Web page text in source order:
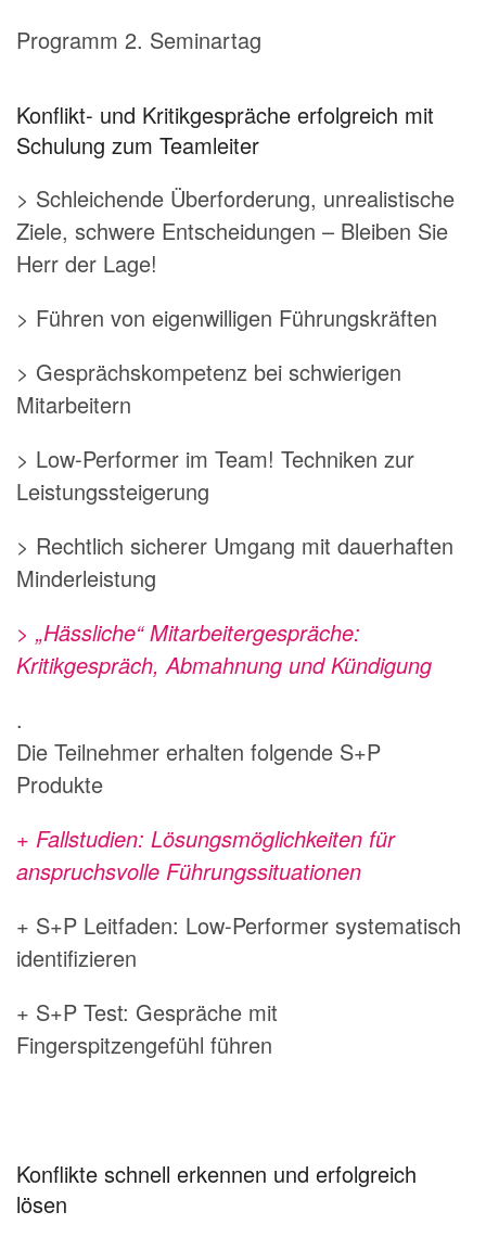
Programm 2. Seminartag
Konflikt- und Kritikgespräche erfolgreich mit
Schulung zum Teamleiter
> Schleichende Überforderung, unrealistische
Ziele, schwere Entscheidungen – Bleiben Sie
Herr der Lage!
> Führen von eigenwilligen Führungskräften
> Gesprächskompetenz bei schwierigen
Mitarbeitern
> Low-Performer im Team! Techniken zur
Leistungssteigerung
> Rechtlich sicherer Umgang mit dauerhaften
Minderleistung
> „Hässliche“ Mitarbeitergespräche:
Kritikgespräch, Abmahnung und Kündigung
.
Die Teilnehmer erhalten folgende S+P
Produkte
+ Fallstudien: Lösungsmöglichkeiten für
anspruchsvolle Führungssituationen
+ S+P Leitfaden: Low-Performer systematisch
identifizieren
+ S+P Test: Gespräche mit
Fingerspitzengefühl führen
Konflikte schnell erkennen und erfolgreich
lösen